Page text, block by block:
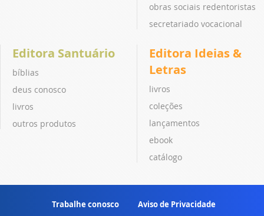
obras sociais redentoristas
secretariado vocacional
Editora Santuário
bíblias
deus conosco
livros
outros produtos
Editora Ideias &
Letras
livros
coleções
lançamentos
ebook
catálogo
Trabalhe conosco Aviso de Privacidade